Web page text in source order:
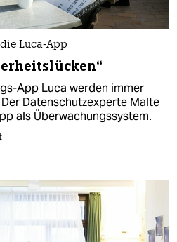
Luca-App
App Luca werden immer
Datenschutzexperte Malte
als Überwachungssystem.